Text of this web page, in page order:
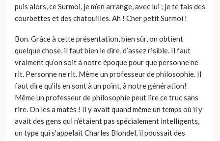
puis alors, ce Surmoi, je m’en arrange, avec lui ; je te fais des
courbettes et des chatouilles. Ah ! Cher petit Surmoi !
Bon. Grâce à cette présentation, bien sûr, on obtient
quelque chose, il faut bien le dire, d’assez risible. Il faut
vraiment qu’on soit à notre époque pour que personne ne
rit. Personne ne rit. Même un professeur de philosophie. Il
faut dire qu’ils en sont à un point, à notre génération!
Même un professeur de philosophie peut lire ce truc sans
rire. On les a matés ! Il y avait quand même un temps où il y
avait des gens qui n’étaient pas spécialement intelligents,
un type qui s’appelait Charles Blondel, il poussait des